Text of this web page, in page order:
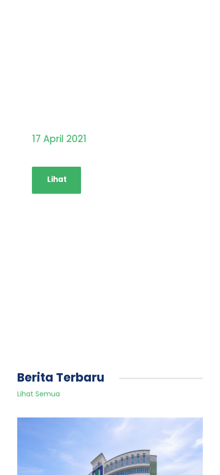
17 April 2021
Lihat
Berita Terbaru
Lihat Semua